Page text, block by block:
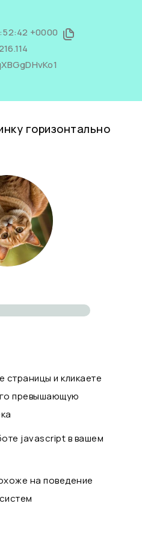
+0000
горизонтально
страницы и кликаете
превышающую
javascript в вашем
на поведение